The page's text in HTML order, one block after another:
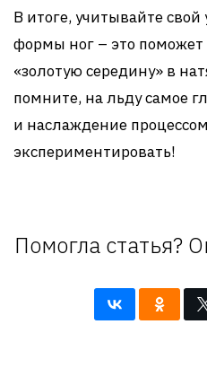
В итоге, учитывайте
формы ног – это
«золотую середину» в
помните, на льду самое
и наслаждение
экспериментировать!
Помогла статья?